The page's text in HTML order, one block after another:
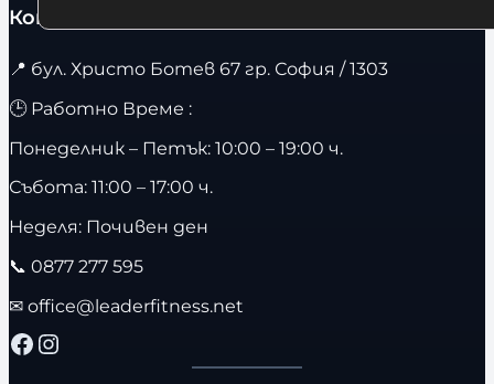
Контакти
📍 бул. Христо Ботев 67 гр. София / 1303
🕒 Работно Време :
Понеделник – Петък: 10:00 – 19:00 ч.
Събота: 11:00 – 17:00 ч.
Неделя: Почивен ден
📞 0877 277 595
✉ office@leaderfitness.net
Facebook Instagram